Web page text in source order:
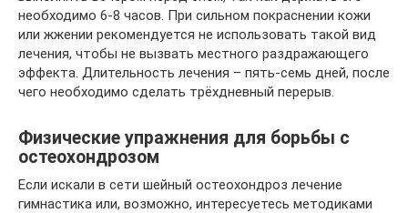
необходимо 6-8 часов. При сильном покраснении кожи
или жжении рекомендуется не использовать такой вид
лечения, чтобы не вызвать местного раздражающего
эффекта. Длительность лечения – пять-семь дней, после
чего необходимо сделать трёхдневный перерыв.
Физические упражнения для борьбы с
остеохондрозом
Если искали в сети шейный остеохондроз лечение
гимнастика или, возможно, интересуетесь методиками